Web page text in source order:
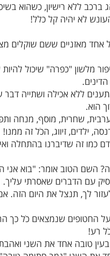
ברכב ללא רישיון, כשהוא
לא יהיה קל כלל!
מאזניים ששם שוקלים
מלשון "כפרה" שיכול
ללא אכילה ושתייה
הוא.
שחרית, מוסף, מנחה
ילדים, זיווג, הכֹל זה ממנו!
כמו זה שדיברנו בהתחלה
השם הטוב אומר: "בוא אני
עם הדברים שאסרתי
לך, תנצל את היום
החטופים שנמצאים כֹל כך
רע!
בעין טובה אחד את השני